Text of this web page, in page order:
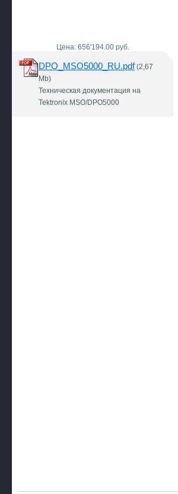
Цена: 656'194.00 руб.
DPO_MSO5000_RU.pdf(2,67
Mb)
Техническая документация на
Tektronix MSO/DPO5000